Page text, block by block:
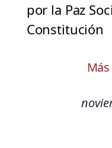
por la Paz
Constitución